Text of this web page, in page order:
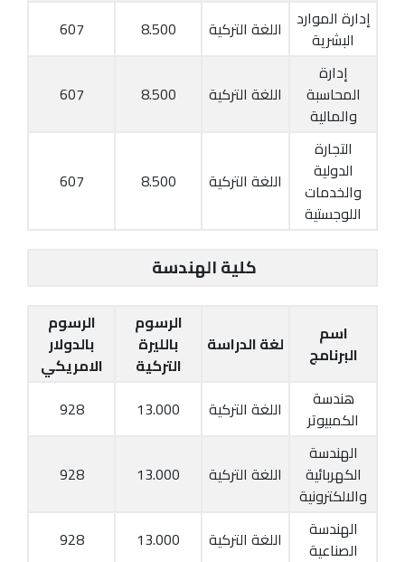
إدارة الموارد
البشرية
اللغة التركية 8.500
607
إدارة
المحاسبة
والمالية
اللغة التركية 8.500
607
التجارة
الدولية
والخدمات
اللوجستية
اللغة التركية 8.500
607
كلية الهندسة
اسم
البرنامج
لغة الدراسة
الرسوم
بالليرة
التركية
الرسوم
بالدولار
الامريكي
هندسة
الكمبيوتر
اللغة التركية 13.000
928
الهندسة
الكهربائية
والالكترونية
اللغة التركية 13.000
928
الهندسة
الصناعية
اللغة التركية 13.000
928